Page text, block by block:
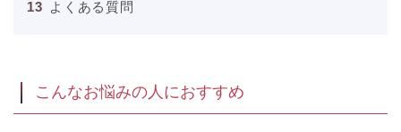
よくある質問
こんなお悩みの人におすすめ